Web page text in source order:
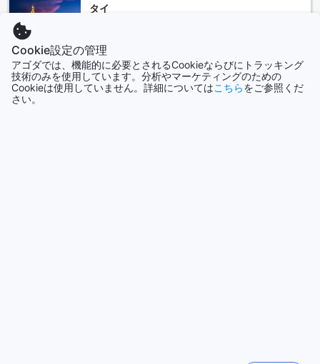
意しています。
プラトゥーナムの魅力満載！バンコクのショッピングパラダ
イス
プラトゥーナムは、バンコクで最も人気のあるショッピング
エリアの一つです。この地域は、数多くのショッピングモー
ル、デパート、ストリートマーケットが集まり、一年中賑わ
タイ
香港
2688軒
Cookie設定の管理
アゴダでは、機能的に必要とされるCookieならびにトラッキング
技術のみを使用しています。分析やマーケティングのための
Cookieは使用していません。詳細についてはこちらをご参照くだ
さい。